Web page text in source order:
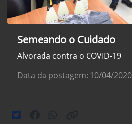
Semeando o Cuidado
Alvorada contra o COVID-19
Data da postagem: 10/04/2020